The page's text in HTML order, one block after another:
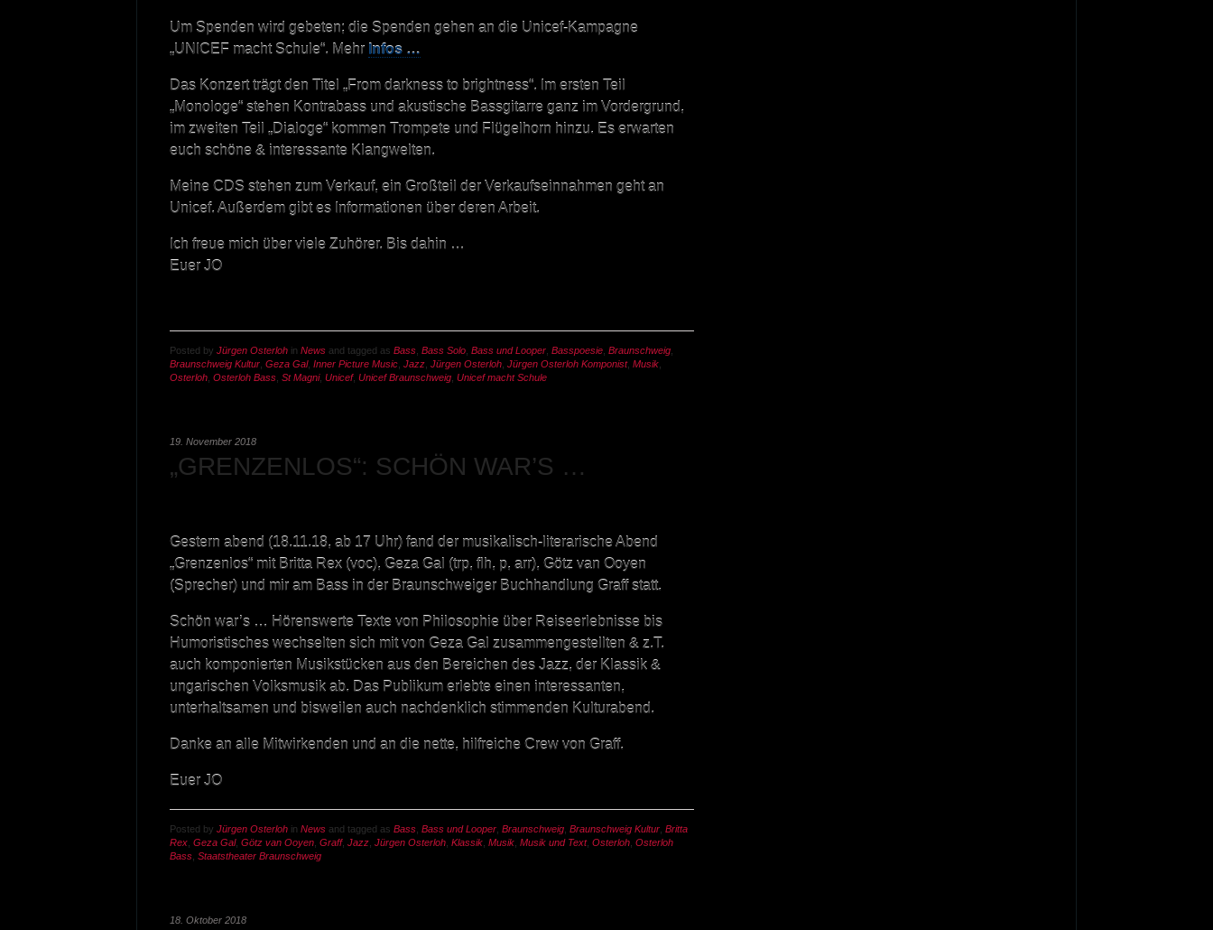
Um Spenden wird gebeten; die Spenden gehen an die Unicef-Kampagne
„UNICEF macht Schule“. Mehr Infos …
Das Konzert trägt den Titel „From darkness to brightness“. Im ersten Teil
„Monologe“ stehen Kontrabass und akustische Bassgitarre ganz im Vordergrund,
im zweiten Teil „Dialoge“ kommen Trompete und Flügelhorn hinzu. Es erwarten
euch schöne & interessante Klangwelten.
Meine CDS stehen zum Verkauf, ein Großteil der Verkaufseinnahmen geht an
Unicef. Außerdem gibt es Informationen über deren Arbeit.
Ich freue mich über viele Zuhörer. Bis dahin …
Euer JO
Posted by Jürgen Osterloh in News and tagged as Bass Bass Solo Bass und Looper Basspoesie Braunschweig
Braunschweig Kultur Geza Gal, Inner Picture Music Jazz Jürgen Osterloh Jürgen Osterloh Komponist, Musik
Osterloh Osterloh Bass St Magni, Unicef, Unicef Braunschweig Unicef macht Schule
19. November 2018
„GRENZENLOS“: SCHÖN WAR’S …
Gestern abend (18.11.18, ab 17 Uhr) fand der musikalisch-literarische Abend
„Grenzenlos“ mit Britta Rex (voc), Geza Gal (trp, flh, p, arr), Götz van Ooyen
(Sprecher) und mir am Bass in der Braunschweiger Buchhandlung Graff statt.
Schön war’s … Hörenswerte Texte von Philosophie über Reiseerlebnisse bis
Humoristisches wechselten sich mit von Geza Gal zusammengestellten & z.T.
auch komponierten Musikstücken aus den Bereichen des Jazz, der Klassik &
ungarischen Volksmusik ab. Das Publikum erlebte einen interessanten,
unterhaltsamen und bisweilen auch nachdenklich stimmenden Kulturabend.
Danke an alle Mitwirkenden und an die nette, hilfreiche Crew von Graff.
Euer JO
Posted by Jürgen Osterloh in News and tagged as Bass Bass und Looper Braunschweig Braunschweig Kultur Britta
Rex Geza Gal, Götz van Ooyen Graff, Jazz Jürgen Osterloh Klassik Musik Musik und Text, Osterloh Osterloh
Bass Staatstheater Braunschweig
18. Oktober 2018